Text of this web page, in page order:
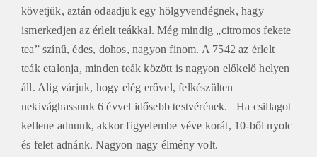
követjük, aztán odaadjuk egy hölgyvendégnek, hagy
ismerkedjen az érlelt teákkal. Még mindig „citromos fekete
tea” színű, édes, dohos, nagyon finom. A 7542 az érlelt
teák etalonja, minden teák között is nagyon előkelő helyen
áll. Alig várjuk, hogy elég erővel, felkészülten
nekivághassunk 6 évvel idősebb testvérének. Ha csillagot
kellene adnunk, akkor figyelembe véve korát, 10-ből nyolc
és felet adnánk. Nagyon nagy élmény volt.